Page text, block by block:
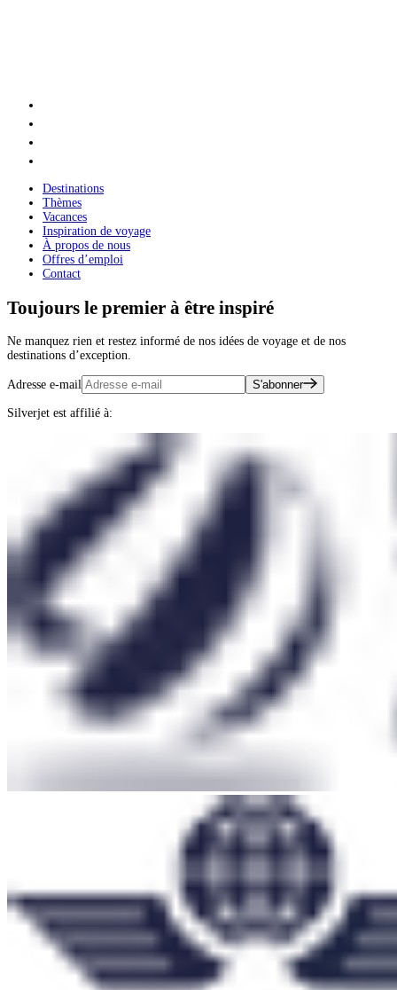
Destinations
Thèmes
Vacances
Inspiration de voyage
À propos de nous
Offres d’emploi
Contact
Toujours le premier à être inspiré
Ne manquez rien et restez informé de nos idées de voyage et de nos
destinations d’exception.
Adresse e-mail S'abonner
Silverjet est affilié à: